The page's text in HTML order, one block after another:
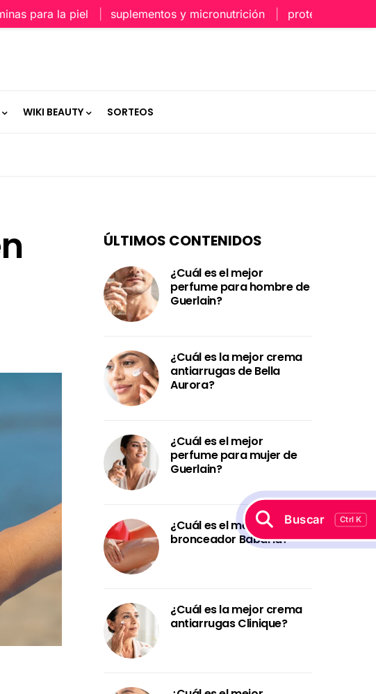
la piel suplementos y micronutrición protección capilar en
WIKI BEAUTY SORTEOS
ÚLTIMOS CONTENIDOS
¿Cuál es el mejor
perfume para hombre de
Guerlain?
¿Cuál es la mejor crema
antiarrugas de Bella
Aurora?
¿Cuál es el mejor
perfume para mujer de
Guerlain?
¿Cuál es el mejor
bronceador Babaria?
¿Cuál es la mejor crema
antiarrugas Clinique?
Buscar Ctrl K